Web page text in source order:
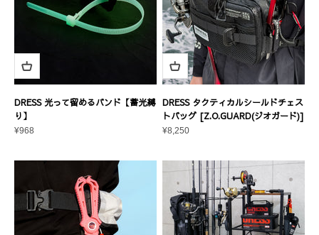
DRESS 光って留めるバンド【蓄光縛
り】
セール価格
¥968
DRESS タクティカルシールドチェス
トバッグ [Z.O.GUARD(ジオガード)]
セール価格
¥8,250